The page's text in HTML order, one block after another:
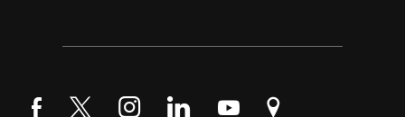
Síguenos en Facebook
Síguenos en Twitter
Síguenos en Instagram
Síguenos en LinkedIn
Síguenos en YouTube
Encuéntranos en